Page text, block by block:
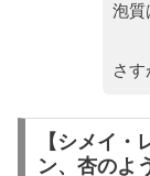
泡質
さ
【シメイ
ン、杏のよ